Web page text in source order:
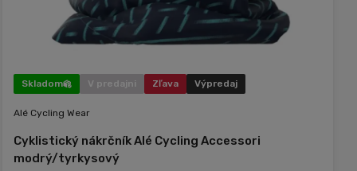
Skladom V predajni Zľava Výpredaj
Alé Cycling Wear
Cyklistický nákrčník Alé Cycling Accessori
modrý/tyrkysový